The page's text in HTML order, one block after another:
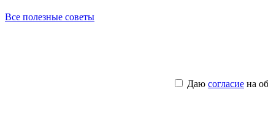
Все полезные советы
Даю согласие на